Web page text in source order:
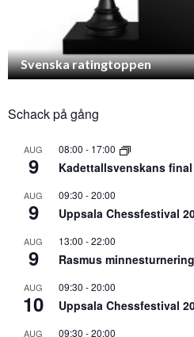
Svenska ratingtoppen
Schack på gång
AUG
9
08:00 - 17:00
Kadettallsvenskans final
AUG
9
09:30 -20:00
Uppsala Chessfestival
AUG
9
13:00 -22:00
Rasmus minnesturnering
AUG
10
09:30 -20:00
Uppsala Chessfestival
AUG 09:30 -20:00